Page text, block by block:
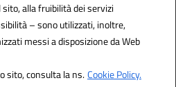
alla fruibilità dei servizi
– sono utilizzati, inoltre,
messi a disposizione da Web
sito, consulta la ns.Cookie Policy.
by 3D Solution S.r.l.